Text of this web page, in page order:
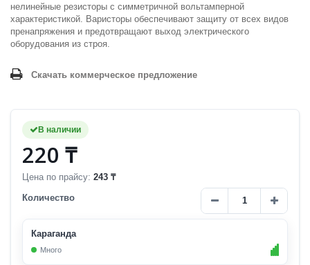
нелинейные резисторы с симметричной вольтамперной
характеристикой. Варисторы обеспечивают защиту от всех видов
пренапряжения и предотвращают выход электрического
оборудования из строя.
Скачать коммерческое предложение
В наличии
220 ₸
Цена по прайсу: 243 ₸
Количество
Караганда
Много